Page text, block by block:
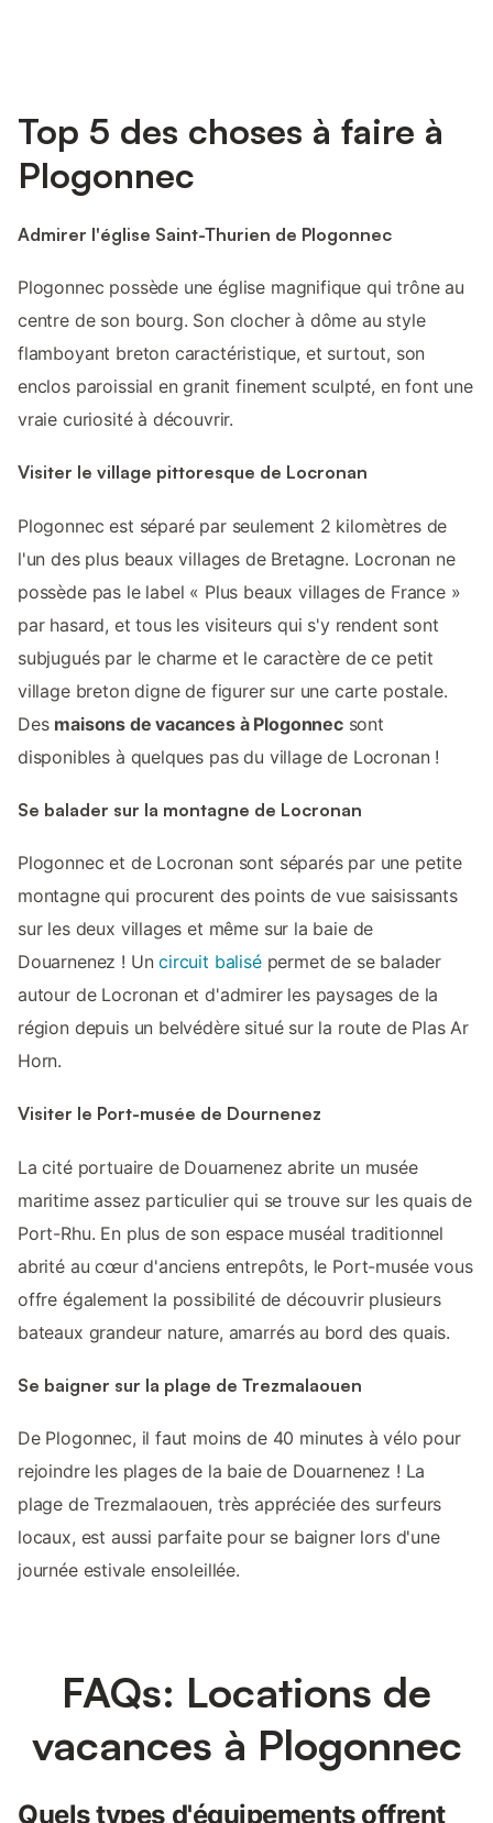
Top 5 des choses à faire à
Plogonnec
Admirer l'église Saint-Thurien de Plogonnec
Plogonnec possède une église magnifique qui trône au
centre de son bourg. Son clocher à dôme au style
flamboyant breton caractéristique, et surtout, son
enclos paroissial en granit finement sculpté, en font une
vraie curiosité à découvrir.
Visiter le village pittoresque de Locronan
Plogonnec est séparé par seulement 2 kilomètres de
l'un des plus beaux villages de Bretagne. Locronan ne
possède pas le label « Plus beaux villages de France »
par hasard, et tous les visiteurs qui s'y rendent sont
subjugués par le charme et le caractère de ce petit
village breton digne de figurer sur une carte postale.
Des maisons de vacances à Plogonnecsont
disponibles à quelques pas du village de Locronan !
Se balader sur la montagne de Locronan
Plogonnec et de Locronan sont séparés par une petite
montagne qui procurent des points de vue saisissants
sur les deux villages et même sur la baie de
Douarnenez ! Uncircuit balisépermet de se balader
autour de Locronan et d'admirer les paysages de la
région depuis un belvédère situé sur la route de Plas Ar
Horn.
Visiter le Port-musée de Dournenez
La cité portuaire de Douarnenez abrite un musée
maritime assez particulier qui se trouve sur les quais de
Port-Rhu. En plus de son espace muséal traditionnel
abrité au cœur d'anciens entrepôts, le Port-musée vous
offre également la possibilité de découvrir plusieurs
bateaux grandeur nature, amarrés au bord des quais.
Se baigner sur la plage de Trezmalaouen
De Plogonnec, il faut moins de 40 minutes à vélo pour
rejoindre les plages de la baie de Douarnenez ! La
plage de Trezmalaouen, très appréciée des surfeurs
locaux, est aussi parfaite pour se baigner lors d'une
journée estivale ensoleillée.
FAQs: Locations de
vacances à Plogonnec
Quels types d'équipements offrent